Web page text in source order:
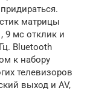
матрицы
9 мс отклик и
Bluetooth
к набору
телевизоров
выход и AV,